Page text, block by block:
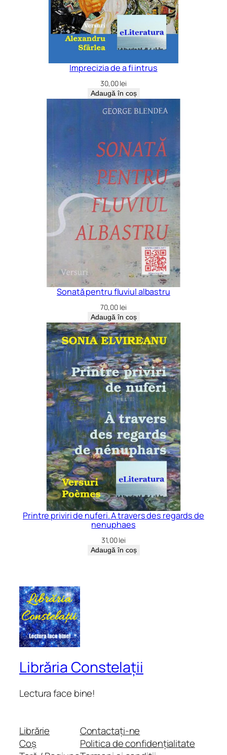
Imprecizia de a fi intrus
30,00lei
Adaugă în coș
Sonată pentru fluviul albastru
70,00 lei
Adaugă în coș
Printre priviri de nuferi. A travers des regards de
nenuphaes
31,00lei
Adaugă în coș
Librăria Constelații
Lectura face bine!
Librărie
Coș
Contactați-ne
Politica de confidențialitate